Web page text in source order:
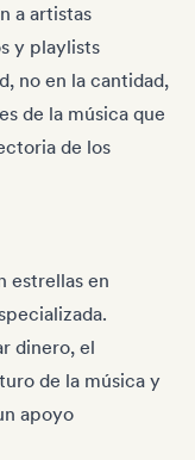
a artistas
y playlists
no en la cantidad,
de la música que
de los
estrellas en
dinero, el
de la música y
apoyo